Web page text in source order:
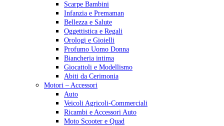
Scarpe Bambini
Infanzia e Premaman
Bellezza e Salute
Oggettistica e Regali
Orologi e Gioielli
Profumo Uomo Donna
Biancheria intima
Giocattoli e Modellismo
Abiti da Cerimonia
Motori – Accessori
Auto
Veicoli Agricoli-Commerciali
Ricambi e Accessori Auto
Moto Scooter e Quad